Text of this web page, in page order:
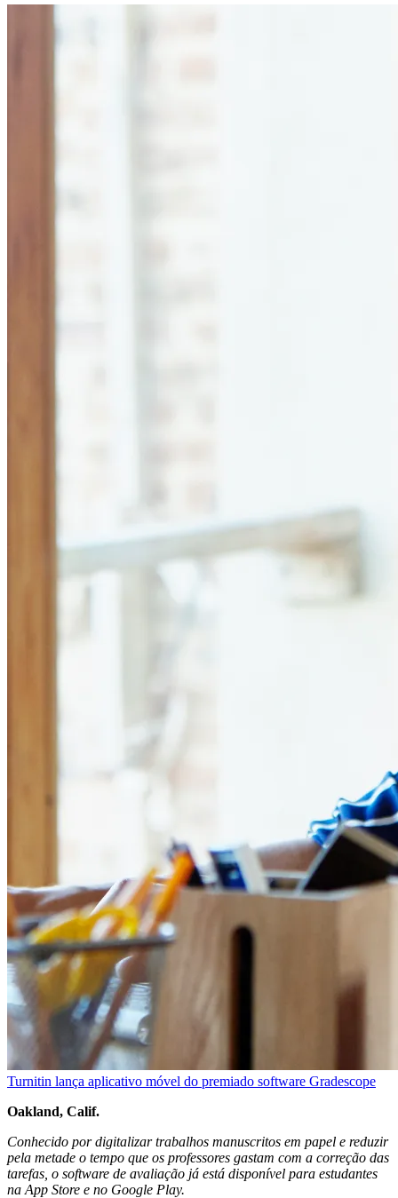
Turnitin lança aplicativo móvel do premiado software Gradescope
Oakland, Calif.
Conhecido por digitalizar trabalhos manuscritos em papel e reduzir
pela metade o tempo que os professores gastam com a correção das
tarefas, o software de avaliação já está disponível para estudantes
na App Store e no Google Play.